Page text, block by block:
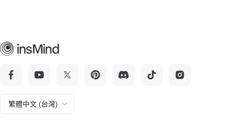
繁體中文 (台灣)